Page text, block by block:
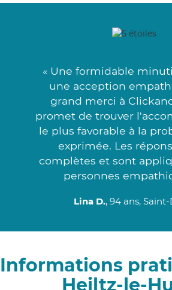
« Une formidable
une acception
grand merci à
promet de trouver
le plus favorable à la
exprimée. Les
complètes et sont
personnes
Lina D., 94 ans,
Informations
Heiltz-le-